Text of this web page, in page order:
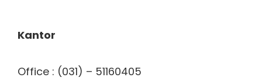
Kantor
Office : (031) – 51160405